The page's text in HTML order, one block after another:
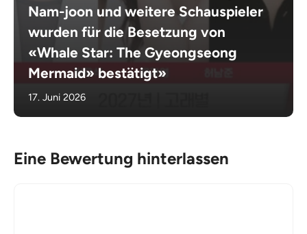
Nam-joon und weitere Schauspieler
wurden für die Besetzung von
«Whale Star: The Gyeongseong
Mermaid» bestätigt»
17. Juni 2026
Eine Bewertung hinterlassen